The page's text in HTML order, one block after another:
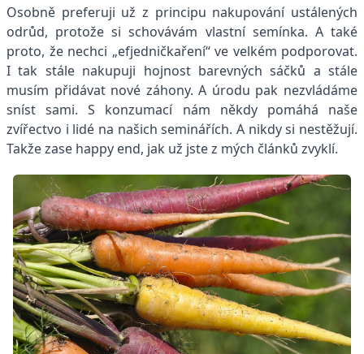
Osobně preferuji už z principu nakupování ustálených
odrůd, protože si schovávám vlastní semínka. A také
proto, že nechci „efjedničkaření“ ve velkém podporovat.
I tak stále nakupuji hojnost barevných sáčků a stále
musím přidávat nové záhony. A úrodu pak nezvládáme
sníst sami. S konzumací nám někdy pomáhá naše
zvířectvo i lidé na našich seminářích. A nikdy si nestěžují.
Takže zase happy end, jak už jste z mých článků zvyklí.